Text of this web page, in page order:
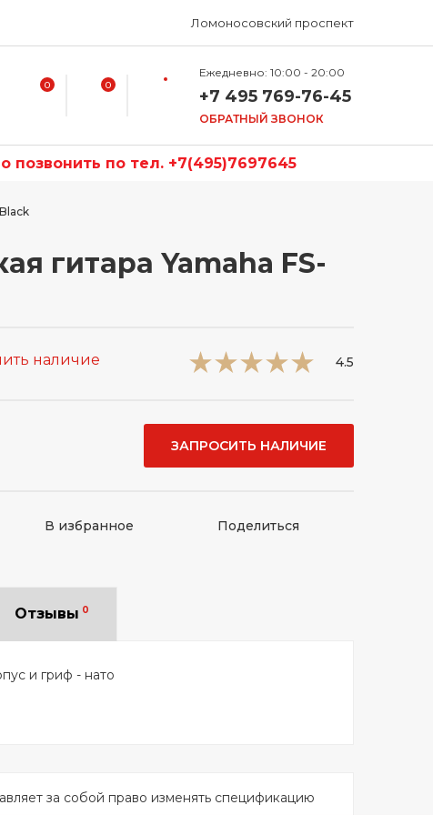
Ломоносовский проспект
0 0
Ежедневно: 10:00 - 20:00
+7 495 769-76-45
ОБРАТНЫЙ ЗВОНОК
позвонить по тел. +7(495)7697645
гитара Yamaha FS-
наличие 4.5
ЗАПРОСИТЬ НАЛИЧИЕ
В избранное Поделиться
Отзывы 0
и гриф - нато
за собой право изменять спецификацию